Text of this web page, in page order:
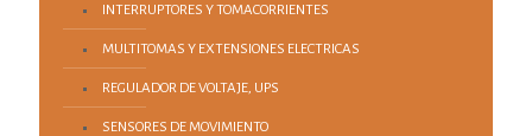
INTERRUPTORES Y TOMACORRIENTES
MULTITOMAS Y EXTENSIONES ELECTRICAS
REGULADOR DE VOLTAJE, UPS
SENSORES DE MOVIMIENTO